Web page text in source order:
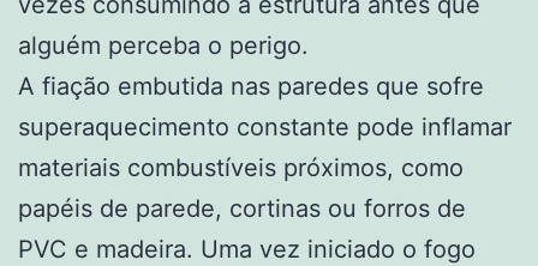
alguém perceba o perigo.
A fiação embutida nas paredes que sofre
superaquecimento constante pode inflamar
materiais combustíveis próximos, como
papéis de parede, cortinas ou forros de
PVC e madeira. Uma vez iniciado o fogo